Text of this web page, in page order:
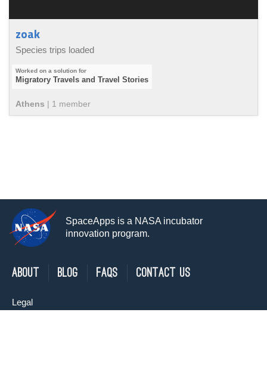
zoak
Species trips loaded
Migratory Travels and Travel Stories
Athens | 1 member
SpaceApps is a NASA incubator
innovation program.
About Blog FAQs Contact Us
Legal